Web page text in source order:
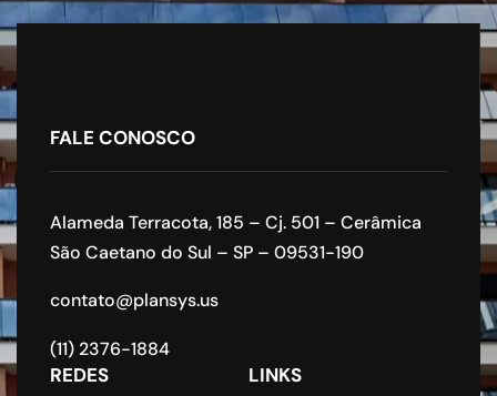
FALE CONOSCO
Alameda Terracota, 185 – Cj. 501 – Cerâmica
São Caetano do Sul – SP – 09531-190
contato@plansys.us
(11) 2376-1884
REDES LINKS